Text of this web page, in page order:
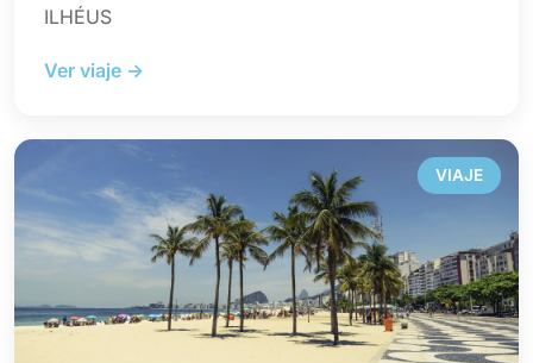
ILHÉUS
Ver viaje →
VIAJE